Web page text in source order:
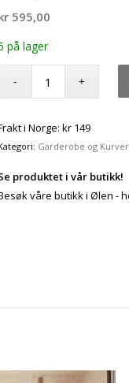
595,00
på lager
i Norge: kr 149
Garderobe og Kurver
produktet i vår butikk!
våre butikk i Ølen -